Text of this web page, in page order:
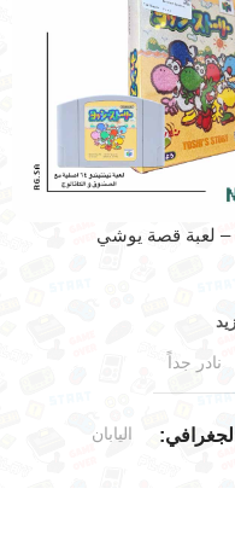
نادر جداً
اليابان